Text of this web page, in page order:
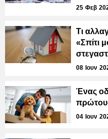
25 Φεβ
Τι
«Σπίτι
08 Ιουν
Ένας
πρώτου
04 Ιουν